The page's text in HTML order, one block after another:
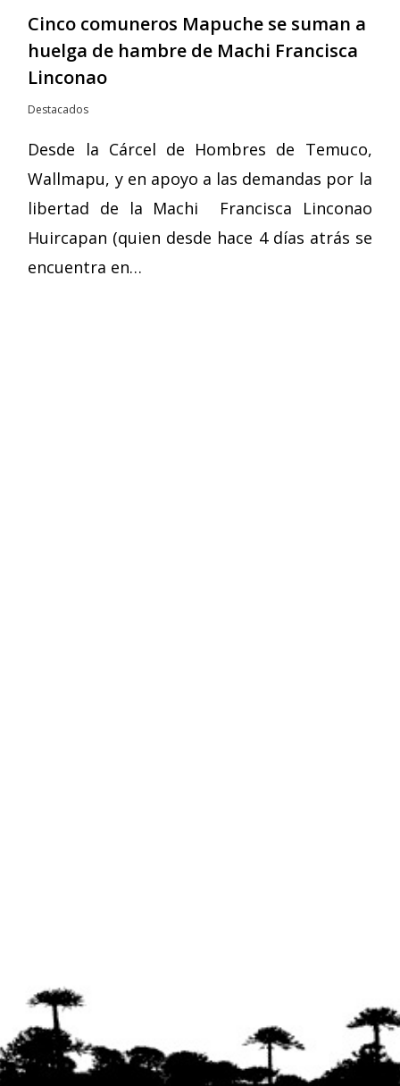
Cinco comuneros Mapuche se suman a
huelga de hambre de Machi Francisca
Linconao
Destacados
Desde la Cárcel de Hombres de Temuco,
Wallmapu, y en apoyo a las demandas por la
libertad de la Machi Francisca Linconao
Huircapan (quien desde hace 4 días atrás se
encuentra en…